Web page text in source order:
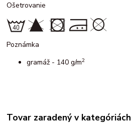
Ošetrovanie
Poznámka
gramáž - 140 g/m2
Tovar zaradený v kategóriách